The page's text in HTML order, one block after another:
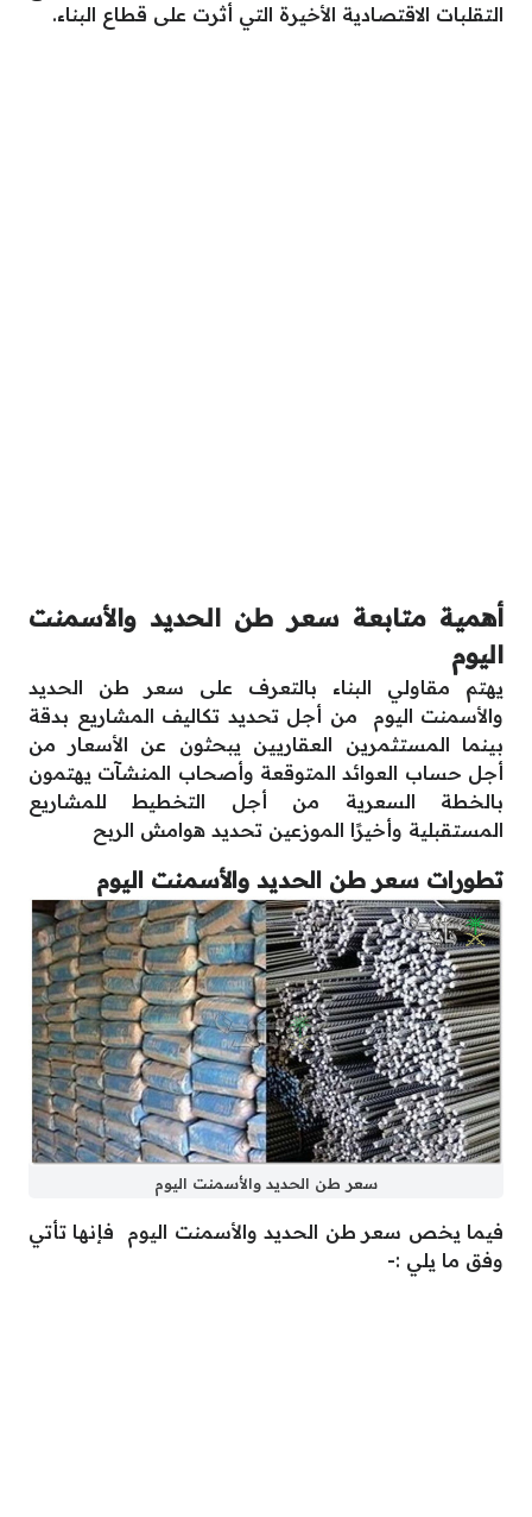
التقلبات الاقتصادية الأخيرة التي أثرت على قطاع البناء.
أهمية متابعة سعر طن الحديد والأسمنت
اليوم
يهتم مقاولي البناء بالتعرف على سعر طن الحديد
والأسمنت اليوم من أجل تحديد تكاليف المشاريع بدقة
بينما المستثمرين العقاريين يبحثون عن الأسعار من
أجل حساب العوائد المتوقعة وأصحاب المنشآت يهتمون
بالخطة السعرية من أجل التخطيط للمشاريع
المستقبلية وأخيرًا الموزعين تحديد هوامش الربح
تطورات سعر طن الحديد والأسمنت اليوم
سعر طن الحديد والأسمنت اليوم
فيما يخص سعر طن الحديد والأسمنت اليوم فإنها تأتي
وفق ما يلي :-